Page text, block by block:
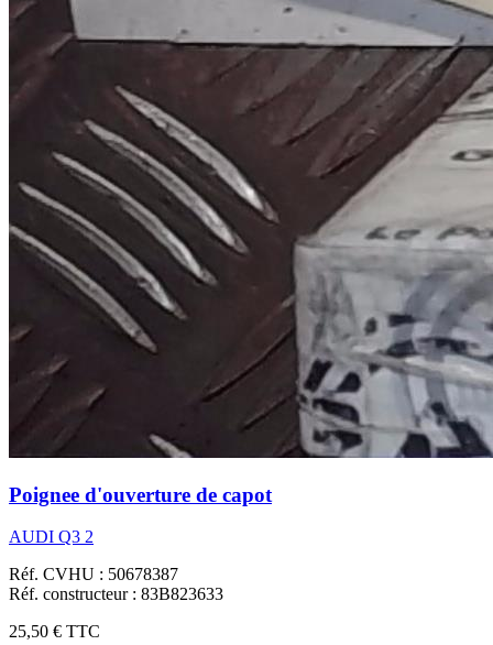
Poignee d'ouverture de capot
AUDI Q3 2
Réf. CVHU : 50678387
Réf. constructeur : 83B823633
25,50 € TTC